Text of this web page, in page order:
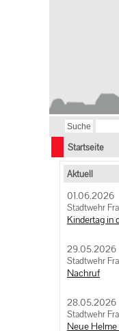
Startseite
Aktuell
01.06.2026
Stadtwehr
Kindertag in
29.05.2026
Stadtwehr
Nachruf
28.05.2026
Stadtwehr
Neue